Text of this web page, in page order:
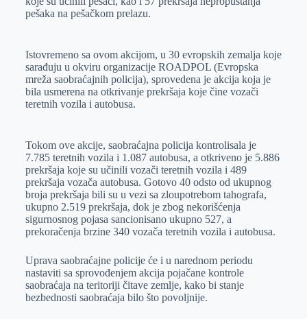
pešaka na pešačkom prelazu.
Istovremeno sa ovom akcijom, u 30 evropskih zemalja koje
sarađuju u okviru organizacije ROADPOL (Evropska
mreža saobraćajnih policija), sprovedena je akcija koja je
bila usmerena na otkrivanje prekršaja koje čine vozači
teretnih vozila i autobusa.
Tokom ove akcije, saobraćajna policija kontrolisala je
7.785 teretnih vozila i 1.087 autobusa, a otkriveno je 5.886
prekršaja koje su učinili vozači teretnih vozila i 489
prekršaja vozača autobusa. Gotovo 40 odsto od ukupnog
broja prekršaja bili su u vezi sa zloupotrebom tahografa,
ukupno 2.519 prekršaja, dok je zbog nekorišćenja
sigurnosnog pojasa sancionisano ukupno 527, a
prekoračenja brzine 340 vozača teretnih vozila i autobusa.
Uprava saobraćajne policije će i u narednom periodu
nastaviti sa sprovođenjem akcija pojačane kontrole
saobraćaja na teritoriji čitave zemlje, kako bi stanje
bezbednosti saobraćaja bilo što povoljnije.